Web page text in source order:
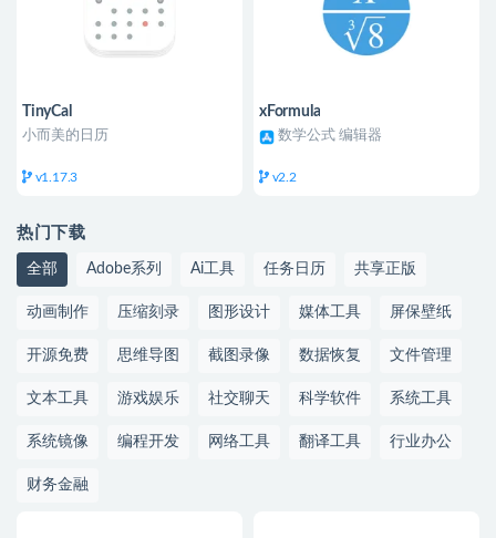
TinyCal
小而美的日历
v1.17.3
xFormula
数学公式 编辑器
v2.2
热门下载
全部 Adobe系列 Ai工具 任务日历 共享正版
动画制作 压缩刻录 图形设计 媒体工具 屏保壁纸
开源免费 思维导图 截图录像 数据恢复 文件管理
文本工具 游戏娱乐 社交聊天 科学软件 系统工具
系统镜像 编程开发 网络工具 翻译工具 行业办公
财务金融